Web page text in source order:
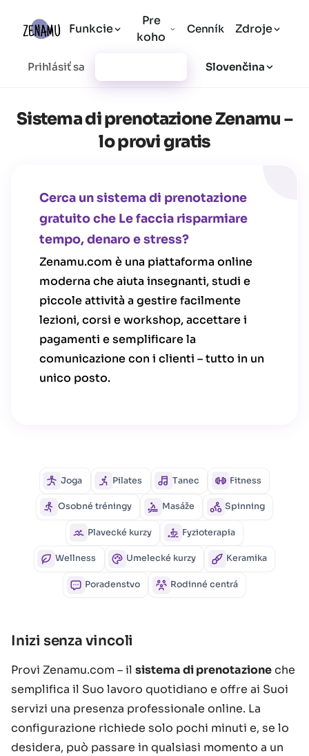
Funkcie
Pre
koho
Cenník Zdroje
Prihlásiť sa Slovenčina
Sistema di prenotazione Zenamu –
lo provi gratis
Cerca un sistema di prenotazione
gratuito che Le faccia risparmiare
tempo, denaro e stress?
Zenamu.com è una piattaforma online
moderna che aiuta insegnanti, studi e
piccole attività a gestire facilmente
lezioni, corsi e workshop, accettare i
pagamenti e semplificare la
comunicazione con i clienti – tutto in un
unico posto.
Joga Pilates Tanec Fitness
Osobné tréningy Masáže Spinning
Plavecké kurzy Fyzioterapia
Wellness Umelecké kurzy Keramika
Poradenstvo Rodinné centrá
Inizi senza vincoli
Provi Zenamu.com – il sistema di prenotazioneche
semplifica il Suo lavoro quotidiano e offre ai Suoi
servizi una presenza professionale online. La
configurazione richiede solo pochi minuti e, se lo
desidera, può passare in qualsiasi momento a un